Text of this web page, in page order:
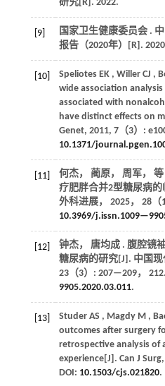
研究[R]. 2022.
[9]
国家卫生健康委员会 .
报告（2020年）[R]. 2020
[10] Speliotes EK , Willer CJ ,
wide association
associated with
have distinct effects on
Genet, 2011, 7（3）:
10.1371/
[11] 何杰， 蔺原， 周军， 等
疗肥胖合并2型糖尿病的
外科进展， 2025， 28（
10.3969/
[12]
钟杰， 唐均成 . 腹腔镜
糖尿病的研究[J]. 中国
23（3）: 207—209，
9905.2020.03.011.
[13] Studer AS , Magdy M ,
outcomes after surgery
retrospective analysis of
experience[J]. Can J Surg,
DOI: 10.1503/cjs.021820.